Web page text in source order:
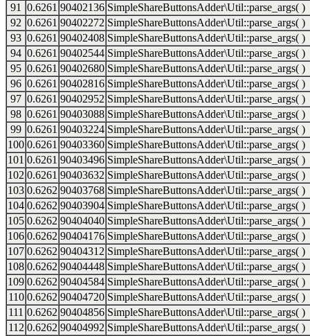
91
0.6261 90402136 SimpleShareButtonsAdder\Util::parse_args( )
92 0.6261 90402272 SimpleShareButtonsAdder\Util::parse_args( )
93 0.6261 90402408 SimpleShareButtonsAdder\Util::parse_args( )
94 0.6261 90402544 SimpleShareButtonsAdder\Util::parse_args( )
95 0.6261 90402680 SimpleShareButtonsAdder\Util::parse_args( )
96 0.6261 90402816 SimpleShareButtonsAdder\Util::parse_args( )
97 0.6261 90402952 SimpleShareButtonsAdder\Util::parse_args( )
98 0.6261 90403088 SimpleShareButtonsAdder\Util::parse_args( )
99 0.6261 90403224 SimpleShareButtonsAdder\Util::parse_args( )
100 0.6261 90403360 SimpleShareButtonsAdder\Util::parse_args( )
101 0.6261 90403496 SimpleShareButtonsAdder\Util::parse_args( )
102 0.6261 90403632 SimpleShareButtonsAdder\Util::parse_args( )
103 0.6262 90403768 SimpleShareButtonsAdder\Util::parse_args( )
104 0.6262 90403904 SimpleShareButtonsAdder\Util::parse_args( )
105 0.6262 90404040 SimpleShareButtonsAdder\Util::parse_args( )
106 0.6262 90404176 SimpleShareButtonsAdder\Util::parse_args( )
107 0.6262 90404312 SimpleShareButtonsAdder\Util::parse_args( )
108 0.6262 90404448 SimpleShareButtonsAdder\Util::parse_args( )
109 0.6262 90404584 SimpleShareButtonsAdder\Util::parse_args( )
110 0.6262 90404720 SimpleShareButtonsAdder\Util::parse_args( )
111 0.6262 90404856 SimpleShareButtonsAdder\Util::parse_args( )
112 0.6262 90404992 SimpleShareButtonsAdder\Util::parse_args( )